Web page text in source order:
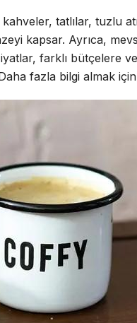
tatlılar, tuzlu
kapsar. Ayrıca,
farklı bütçelere
fazla bilgi almak için